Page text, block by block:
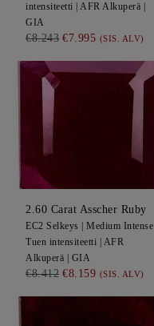
intensiteetti | AFR Alkuperä |
GIA
€8.243 €7.995 (SIS. ALV)
2.60 Carat Asscher Ruby
EC2 Selkeys | Medium Intense
Tuen intensiteetti | AFR
Alkuperä | GIA
€8.412 €8.159 (SIS. ALV)